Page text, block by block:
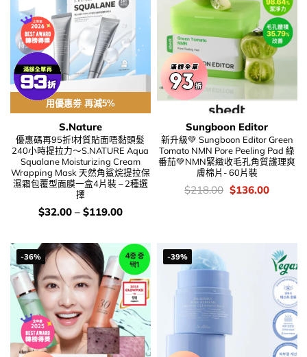
用優惠劵 再減5%
S.Nature
優惠碼再95折!材質貼面唔黏頭髮
240小時提拉力～S.NATURE Aqua
Squalane Moisturizing Cream
Wrapping Mask 天然角鯊烷提拉保
濕霜包覆型面膜一盒4片裝 – 2種選
擇
價
$32.00– $119.00
Sungboon Editor
新升級💚 Sungboon Editor Green
Tomato NMN Pore Peeling Pad 綠
番茄💚NMN緊緻收毛孔角質護理爽
膚棉片- 60片裝
價
$218.00 Original
$136.00Current
-36% -39%